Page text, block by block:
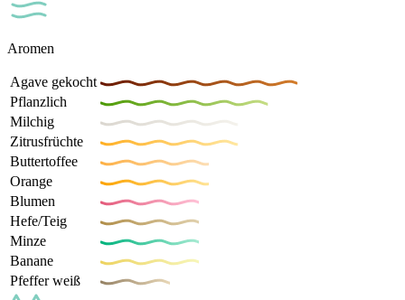
Aromen
Agave gekocht
Pflanzlich
Milchig
Zitrusfrüchte
Buttertoffee
Orange
Blumen
Hefe/Teig
Minze
Banane
Pfeffer weiß